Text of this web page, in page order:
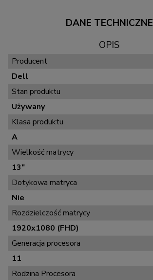
DANE TECHNICZNE
OPIS
Producent
Dell
Stan produktu
Używany
Klasa produktu
A
Wielkość matrycy
13"
Dotykowa matryca
Nie
Rozdzielczość matrycy
1920x1080 (FHD)
Generacja procesora
11
Rodzina Procesora